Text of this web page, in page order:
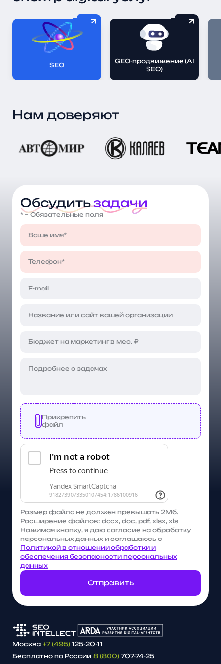
SEO
GEO-продвижение (AI
SEO)
Нам доверяют
Обсудитьзадачи
* – Обязательные поля
Прикрепить
файл
Отправить
Нажимая кнопку, я даю согласие на обработку
персональных данных и соглашаюсь с
Политикой в отношении обработки и
обеспечения безопасности персональных
данных
Размер файла не должен превышать 2Мб.
Расширение файлов: docx, doc, pdf, xlsx, xls
Москва +7 (495) 125-20-11
Бесплатно по России 8 (800) 707-74-25